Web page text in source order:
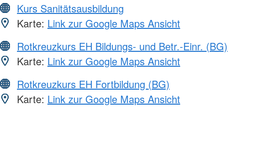
Kurs Sanitätsausbildung
Karte: Link zur Google Maps Ansicht
Rotkreuzkurs EH Bildungs- und Betr.-Einr. (BG)
Karte: Link zur Google Maps Ansicht
Rotkreuzkurs EH Fortbildung (BG)
Karte: Link zur Google Maps Ansicht